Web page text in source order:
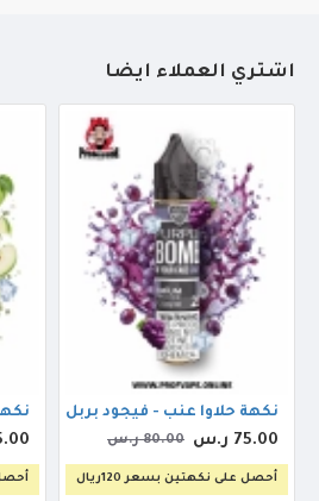
أشتري العملاء أيضاً
30مل
نكهة حلاوا عنب - فيجود بربل بومب ايس
75.00 ر.س 80.00 ر.س
أحصل على نكهتين بسعر 120ريال
75.00
أحصل